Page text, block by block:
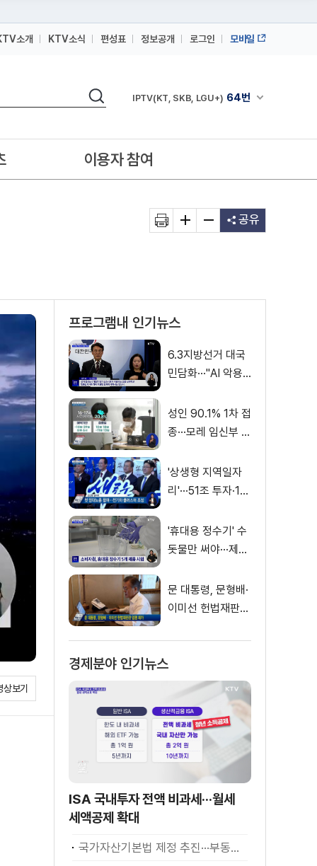
소개 KTV소식 편성표 정보공개 로그인 모바일
검색 채널안내 펼쳐
IPTV(KT, SKB, LGU+) 64번
이용자 참여
공유
보기
프로그램내 인기뉴스
6.3지방선거 대국
민담화···"AI 악용
성인 90.1% 1차 접
종···모레 임신부 사
'상생형 지역일자
리'···51조 투자·13
'휴대용 정수기' 수
돗물만 써야···제품
문 대통령, 문형배·
이미선 헌법재판관
경제분야 인기뉴스
ISA 국내투자 전액 비과세···월세
세액공제 확대
국가자산기본법 제정 추진···부동산·주식 등 통합 관리